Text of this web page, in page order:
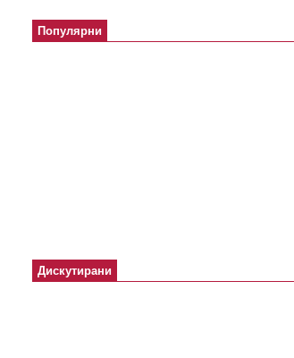
Популярни
Дискутирани